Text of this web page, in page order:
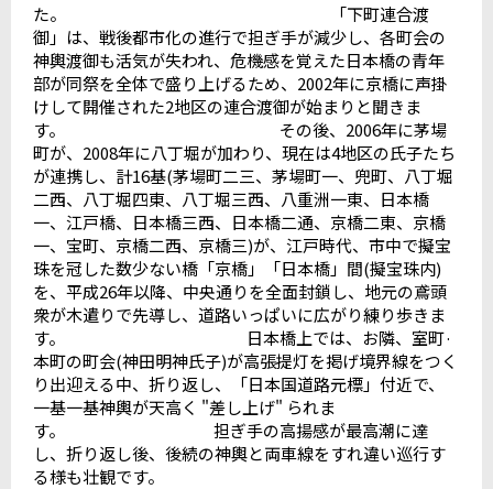
た。 「下町連合渡
御」は、戦後都市化の進行で担ぎ手が減少し、各町会の
神輿渡御も活気が失われ、危機感を覚えた日本橋の青年
部が同祭を全体で盛り上げるため、2002年に京橋に声掛
けして開催された2地区の連合渡御が始まりと聞きま
す。 その後、2006年に茅場
町が、2008年に八丁堀が加わり、現在は4地区の氏子たち
が連携し、計16基(茅場町二三、茅場町一、兜町、八丁堀
二西、八丁堀四東、八丁堀三西、八重洲一東、日本橋
一、江戸橋、日本橋三西、日本橋二通、京橋二東、京橋
一、宝町、京橋二西、京橋三)が、江戸時代、市中で擬宝
珠を冠した数少ない橋「京橋」「日本橋」間(擬宝珠内)
を、平成26年以降、中央通りを全面封鎖し、地元の鳶頭
衆が木遣りで先導し、道路いっぱいに広がり練り歩きま
す。 日本橋上では、お隣、室町·
本町の町会(神田明神氏子)が高張提灯を掲げ境界線をつく
り出迎える中、折り返し、「日本国道路元標」付近で、
一基一基神輿が天高く "差し上げ" られま
す。 担ぎ手の高揚感が最高潮に達
し、折り返し後、後続の神輿と両車線をすれ違い巡行す
る様も壮観です。